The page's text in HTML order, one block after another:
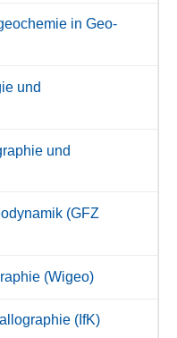
in Geo-
und
und
(GFZ
(Wigeo)
(IfK)